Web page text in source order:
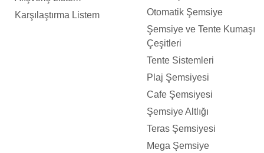
Karşılaştırma Listem
Otomatik Şemsiye
Şemsiye ve Tente Kumaşı
Çeşitleri
Tente Sistemleri
Plaj Şemsiyesi
Cafe Şemsiyesi
Şemsiye Altlığı
Teras Şemsiyesi
Mega Şemsiye